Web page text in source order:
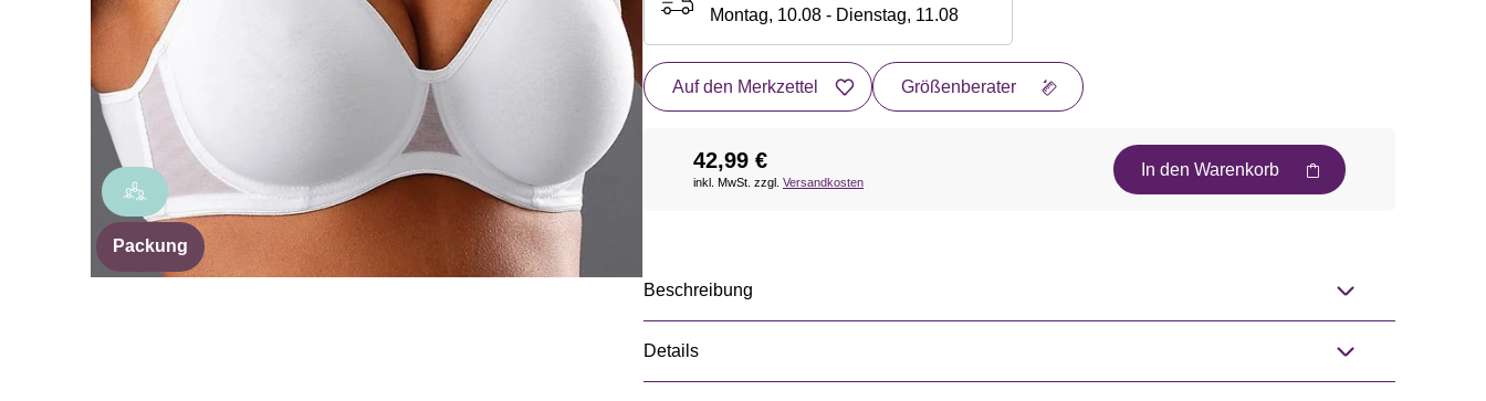
Packung
Montag, 10.08 - Dienstag, 11.08
Auf den Merkzettel Größenberater
42,99 €
inkl. MwSt. zzgl. Versandkosten
In den Warenkorb
Beschreibung
Details